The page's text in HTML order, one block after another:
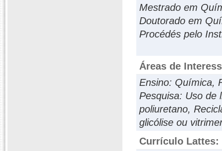
Mestrado em
Doutorado em
Procédés pelo
Áreas de
Ensino: Química,
Pesquisa: Uso de
poliuretano,
glicólise ou
Currículo Lattes: